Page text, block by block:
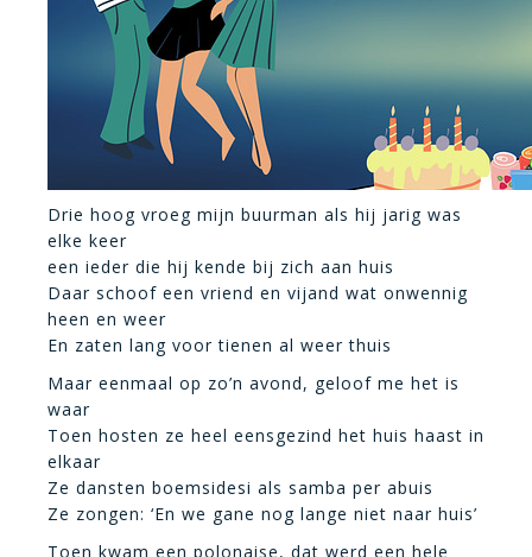
Drie hoog vroeg mijn buurman als hij jarig was
elke keer
een ieder die hij kende bij zich aan huis
Daar schoof een vriend en vijand wat onwennig
heen en weer
En zaten lang voor tienen al weer thuis
Maar eenmaal op zo’n avond, geloof me het is
waar
Toen hosten ze heel eensgezind het huis haast in
elkaar
Ze dansten boemsidesi als samba per abuis
Ze zongen: ‘En we gane nog lange niet naar huis’
Toen kwam een polonaise, dat werd een hele